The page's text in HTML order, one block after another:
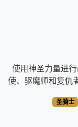
使用神圣力量进
使、驱魔师和复仇
圣骑士